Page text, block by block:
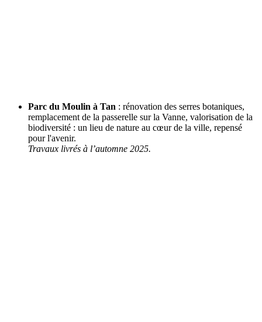
Parc du Moulin à Tan : rénovation des serres botaniques,
remplacement de la passerelle sur la Vanne, valorisation de la
biodiversité : un lieu de nature au cœur de la ville, repensé
pour l'avenir.
Travaux livrés à l’automne 2025.